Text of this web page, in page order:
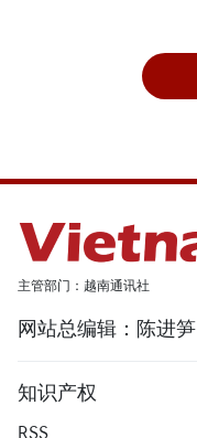
主管部门：越南通讯社
网站总编辑：陈进笋
知识产权
RSS